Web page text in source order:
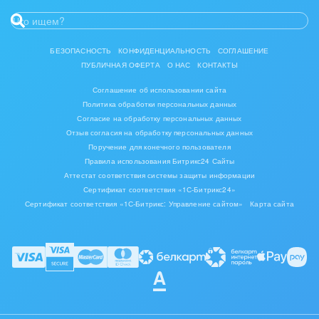
БЕЗОПАСНОСТЬ КОНФИДЕНЦИАЛЬНОСТЬ
СОГЛАШЕНИЕ
ПУБЛИЧНАЯ ОФЕРТА
О НАС КОНТАКТЫ
Соглашение об использовании сайта
Политика обработки персональных данных
Согласие на обработку персональных данных
Отзыв согласия на обработку персональных данных
Поручение для конечного пользователя
Правила использования Битрикс24 Сайты
Аттестат соответствия системы защиты информации
Сертификат соответствия «1С-Битрикс24»
Сертификат соответствия «1С-Битрикс: Управление сайтом»
Карта сайта